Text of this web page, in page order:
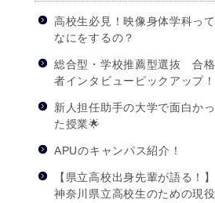
高校生必見！映像身体学科って
なにをするの？
総合型・学校推薦型選抜 合格
者インタビューピックアップ！
新人担任助手の大学で面白かっ
た授業🌟
APUのキャンパス紹介！
【県立高校出身先輩が語る！】
神奈川県立高校生のための現役